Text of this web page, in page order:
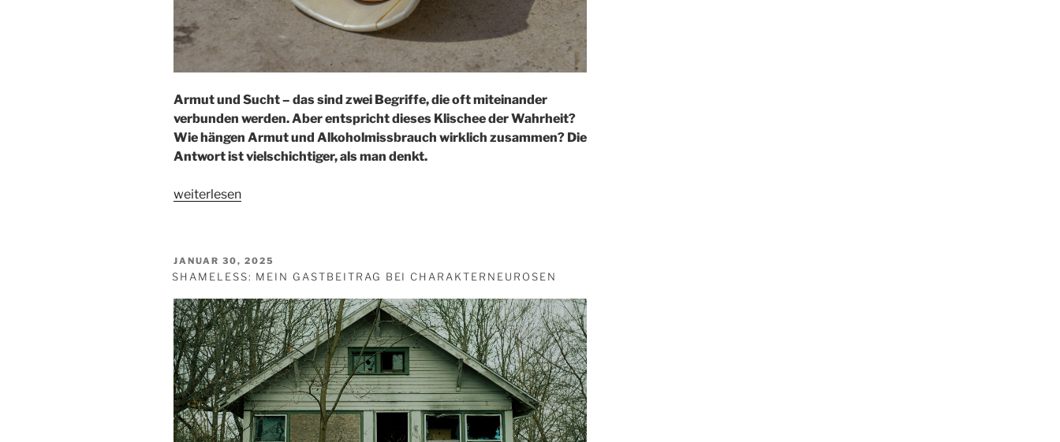
Armut und Sucht – das sind zwei Begriffe, die oft miteinander
verbunden werden. Aber entspricht dieses Klischee der Wahrheit?
Wie hängen Armut und Alkoholmissbrauch wirklich zusammen? Die
Antwort ist vielschichtiger, als man denkt.
„Alkohol
Welten,
sich
oft
begegnen?“
weiterlesen
VERÖFFENTLICHT
AM
JANUAR 30, 2025
SHAMELESS: MEIN GASTBEITRAG BEI CHARAKTERNEUROSEN